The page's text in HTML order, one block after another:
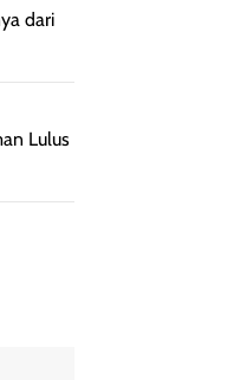
dari
Lulus